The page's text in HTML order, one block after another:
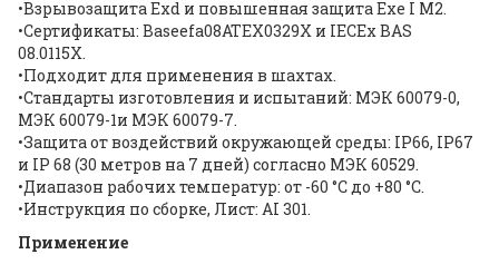
•Взрывозащита Exd и повышенная защита Exe I M2.
•Сертификаты: Baseefa08ATEX0329X и IECEx BAS
08.0115X.
•Подходит для применения в шахтах.
•Стандарты изготовления и испытаний: МЭК 60079-0,
МЭК 60079-1и МЭК 60079-7.
•Защита от воздействий окружающей среды: IP66, IP67
и IP 68 (30 метров на 7 дней) согласно МЭК 60529.
•Диапазон рабочих температур: от -60 °C до +80 °C.
•Инструкция по сборке, Лист: AI 301.
Применение